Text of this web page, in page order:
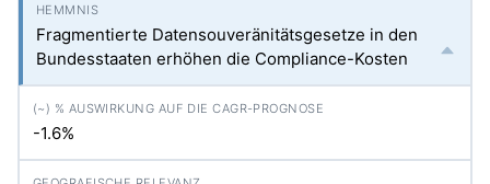
Fragmentierte Datensouveränitätsgesetze in den
Bundesstaaten erhöhen die Compliance-Kosten
-1.6%